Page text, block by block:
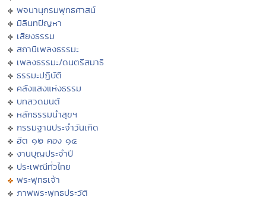
พจนานุกรมพุทธศาสน์
มิลินทปัญหา
เสียงธรรม
สถานีเพลงธรรมะ
เพลงธรรมะ/ดนตรีสมาธิ
ธรรมะปฏิบัติ
คลังแสงแห่งธรรม
บทสวดมนต์
หลักธรรมนำสุขฯ
กรรมฐานประจำวันเกิด
ฮีต ๑๒ คอง ๑๔
งานบุญประจำปี
ประเพณีทั่วไทย
พระพุทธเจ้า
ภาพพระพุทธประวัติ